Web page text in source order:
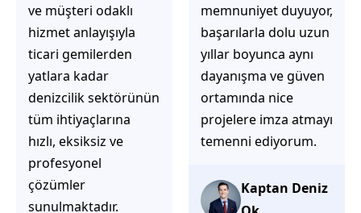
memnuniyet duyuyor,
başarılarla dolu uzun
yıllar boyunca aynı
dayanışma ve güven
ortamında nice
projelere imza atmayı
temenni ediyorum.
Kaptan Deniz
Müşteri
memnuniyetini ön
planda tutan
yaklaşımları, ilgili
iletişimleri ve
güvenilir hizmet
anlayışları sayesinde
başarılı bir ekip
olduklarını